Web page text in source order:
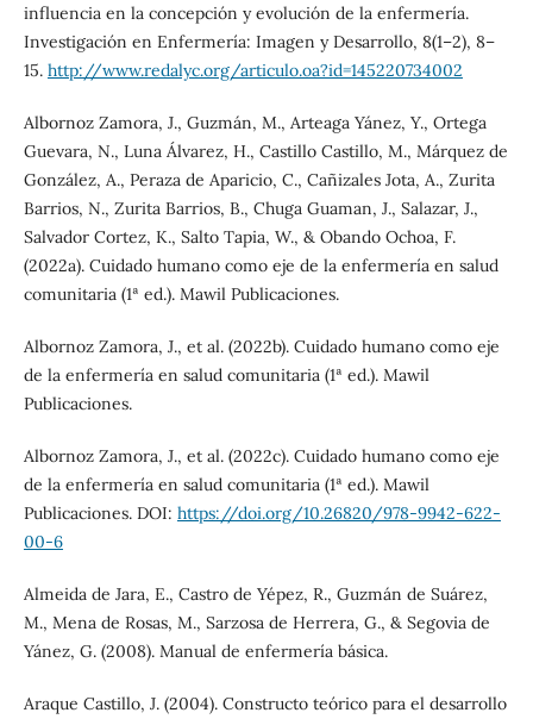
influencia en la concepción y evolución de la enfermería.
Investigación en Enfermería: Imagen y Desarrollo, 8(1–2), 8–
15. http://www.redalyc.org/articulo.oa?id=145220734002
Albornoz Zamora, J., Guzmán, M., Arteaga Yánez, Y., Ortega
Guevara, N., Luna Álvarez, H., Castillo Castillo, M., Márquez de
González, A., Peraza de Aparicio, C., Cañizales Jota, A., Zurita
Barrios, N., Zurita Barrios, B., Chuga Guaman, J., Salazar, J.,
Salvador Cortez, K., Salto Tapia, W., & Obando Ochoa, F.
(2022a). Cuidado humano como eje de la enfermería en salud
comunitaria (1ª ed.). Mawil Publicaciones.
Albornoz Zamora, J., et al. (2022b). Cuidado humano como eje
de la enfermería en salud comunitaria (1ª ed.). Mawil
Publicaciones.
Albornoz Zamora, J., et al. (2022c). Cuidado humano como eje
de la enfermería en salud comunitaria (1ª ed.). Mawil
Publicaciones. DOI: https://doi.org/10.26820/978-9942-622-
00-6
Almeida de Jara, E., Castro de Yépez, R., Guzmán de Suárez,
M., Mena de Rosas, M., Sarzosa de Herrera, G., & Segovia de
Yánez, G. (2008). Manual de enfermería básica.
Araque Castillo, J. (2004). Constructo teórico para el desarrollo